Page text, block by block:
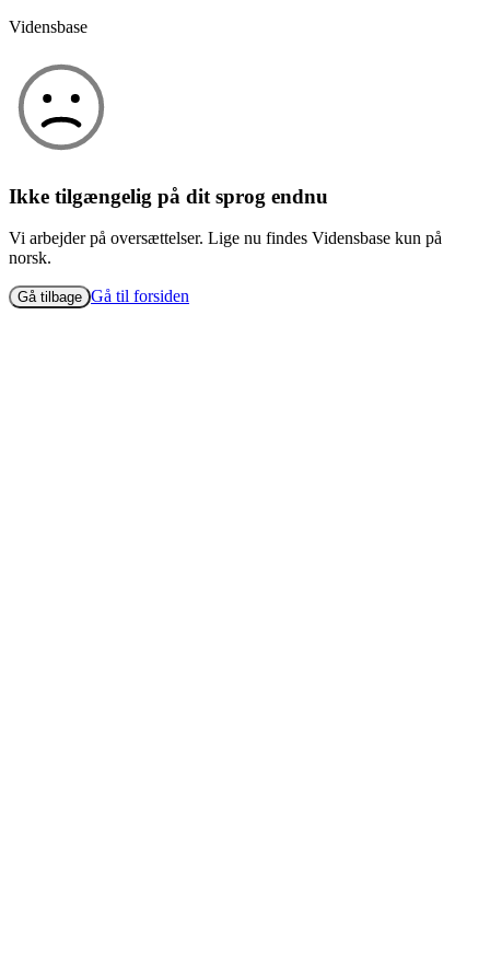
Vidensbase
Ikke tilgængelig på dit sprog endnu
Vi arbejder på oversættelser. Lige nu findes Vidensbase kun på
norsk.
Gå tilbage Gå til forsiden